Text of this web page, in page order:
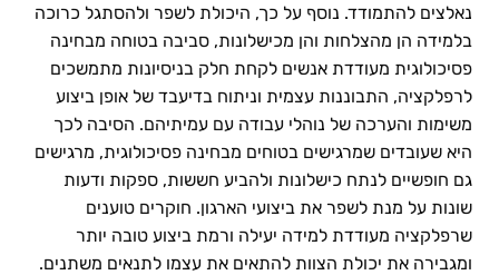
נאלצים להתמודד. נוסף על כך, היכולת לשפר ולהסתגל כרוכה
בלמידה הן מהצלחות והן מכישלונות, סביבה בטוחה מבחינה
פסיכולוגית מעודדת אנשים לקחת חלק בניסיונות מתמשכים
לרפלקציה, התבוננות עצמית וניתוח בדיעבד של אופן ביצוע
משימות והערכה של נוהלי עבודה עם עמיתיהם. הסיבה לכך
היא שעובדים שמרגישים בטוחים מבחינה פסיכולוגית, מרגישים
גם חופשיים לנתח כישלונות ולהביע חששות, ספקות ודעות
שונות על מנת לשפר את ביצועי הארגון. חוקרים טוענים
שרפלקציה מעודדת למידה יעילה ורמת ביצוע טובה יותר
ומגבירה את יכולת הצוות להתאים את עצמו לתנאים משתנים.